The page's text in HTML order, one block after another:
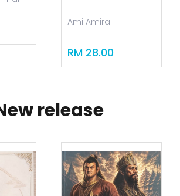
Ami Amira
RM 28.00
release